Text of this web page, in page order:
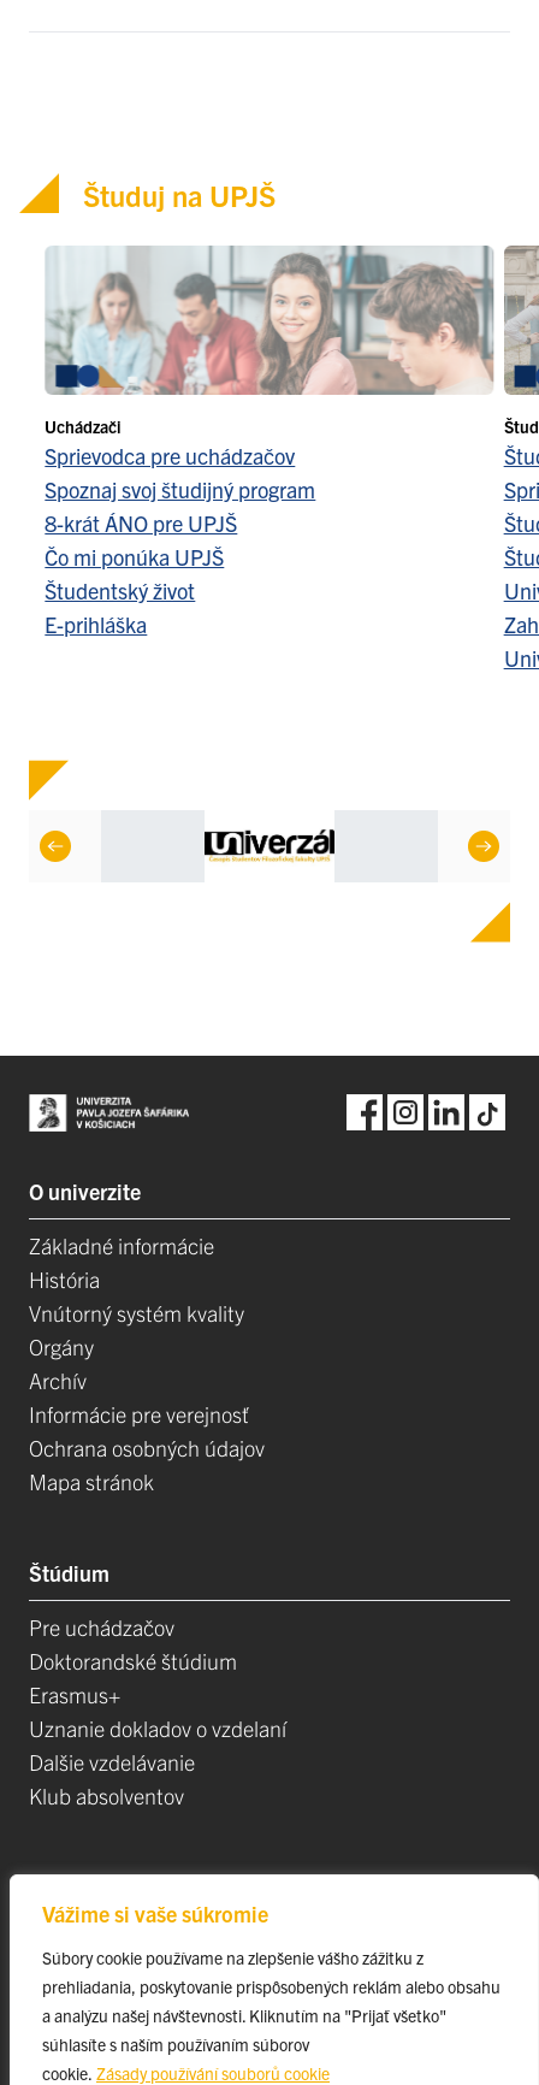
Vážime si vaše súkromie
Súbory cookie používame na zlepšenie vášho zážitku z
prehliadania, poskytovanie prispôsobených reklám alebo obsahu
a analýzu našej návštevnosti. Kliknutím na "Prijať všetko"
súhlasíte s naším používaním súborov
cookie. Zásady používání souborů cookie
Študuj na UPJŠ
Uchádzači
Sprievodca pre uchádzačov
Spoznaj svoj študijný program
8-krát ÁNO pre UPJŠ
Čo mi ponúka UPJŠ
Študentský život
E-prihláška
O univerzite
Základné informácie
História
Vnútorný systém kvality
Orgány
Archív
Informácie pre verejnosť
Ochrana osobných údajov
Mapa stránok
Štúdium
Pre uchádzačov
Doktorandské štúdium
Erasmus+
Uznanie dokladov o vzdelaní
Dalšie vzdelávanie
Klub absolventov
Projekty
Špičkové tímy
TIP-UPJŠ
Vedecké parky